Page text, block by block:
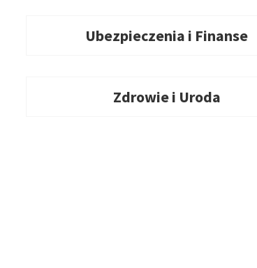
Ubezpieczenia i Finanse
Zdrowie i Uroda